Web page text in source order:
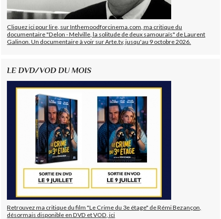
Cliquez ici pour lire, sur Inthemoodforcinema.com, ma critique du
documentaire "Delon - Melville, la solitude de deux samouraïs" de Laurent
Galinon. Un documentaire à voir sur Arte.tv, jusqu'au 9 octobre 2026.
LE DVD/VOD DU MOIS
Retrouvez ma critique du film "Le Crime du 3e étage" de Rémi Bezançon,
désormais disponible en DVD et VOD, ici